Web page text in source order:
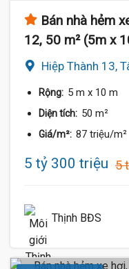
Bán nhà hẻm
12, 50 m² (5m x
Hiệp Thành 13,
Rộng: 5 m x 10 m
Diện tích: 50 m²
Giá/m²: 87 triệu/m²
5 tỷ 300 triệu 5
Thịnh BĐS